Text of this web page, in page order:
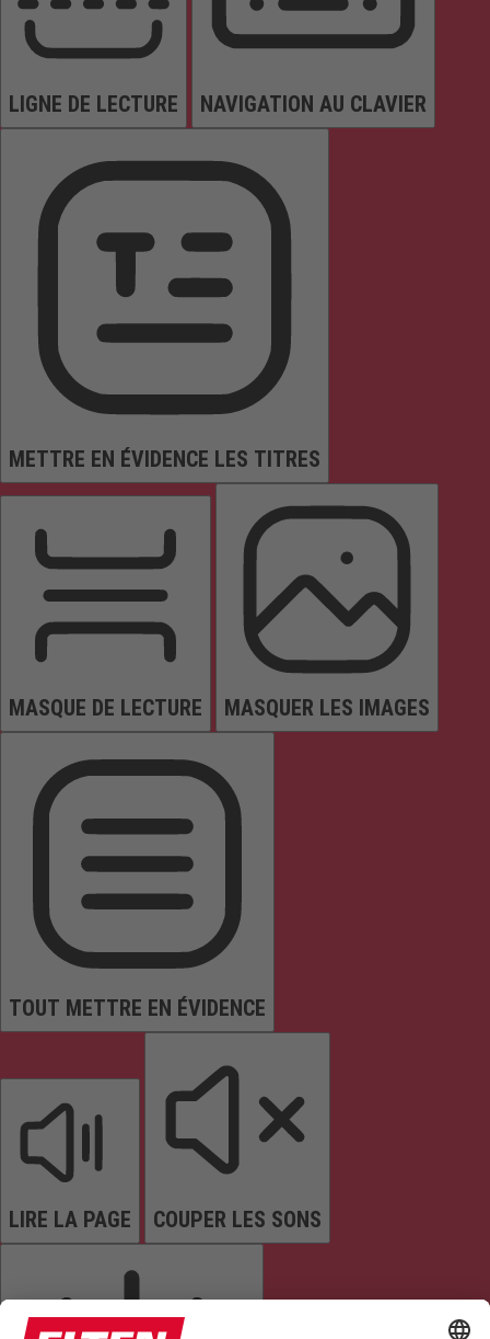
LIGNE DE LECTURE NAVIGATION AU CLAVIER
METTRE EN ÉVIDENCE LES TITRES
MASQUE DE LECTURE MASQUER LES IMAGES
TOUT METTRE EN ÉVIDENCE
LIRE LA PAGE COUPER LES SONS